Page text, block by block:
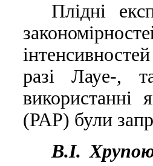
Плiднi
разi Лауе-,
використаннi
(РАР) були
В.I.